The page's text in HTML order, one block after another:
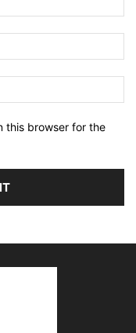
this browser for the